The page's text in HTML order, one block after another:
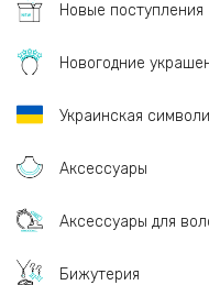
Новые поступления
Новогодние
Украинская
Аксессуары
Аксессуары для
Бижутерия